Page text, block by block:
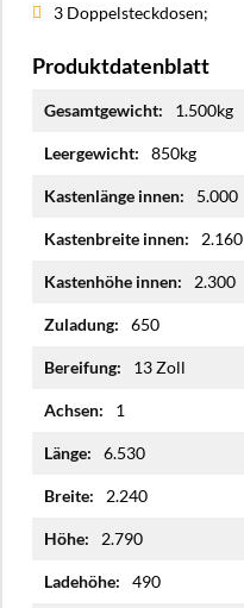
3 Doppelsteckdosen;
Produktdatenblatt
Informationen
1.500kg
850kg
5.000
2.160
2.300
650
13 Zoll
1
6.530
2.240
2.790
490